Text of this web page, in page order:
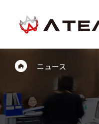
ニュース